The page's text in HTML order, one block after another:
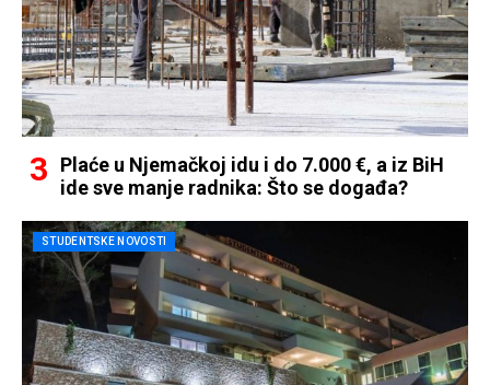
Plaće u Njemačkoj idu i do 7.000 €, a iz BiH
ide sve manje radnika: Što se događa?
STUDENTSKE NOVOSTI